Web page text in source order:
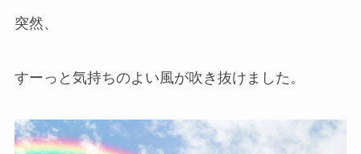
突然、
すーっと気持ちのよい風が吹き抜けました。